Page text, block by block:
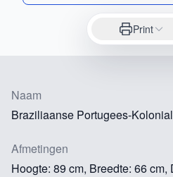
Print
Naam
Braziliaanse Portugees-
Afmetingen
Hoogte: 89 cm, Breedte: 66 cm,